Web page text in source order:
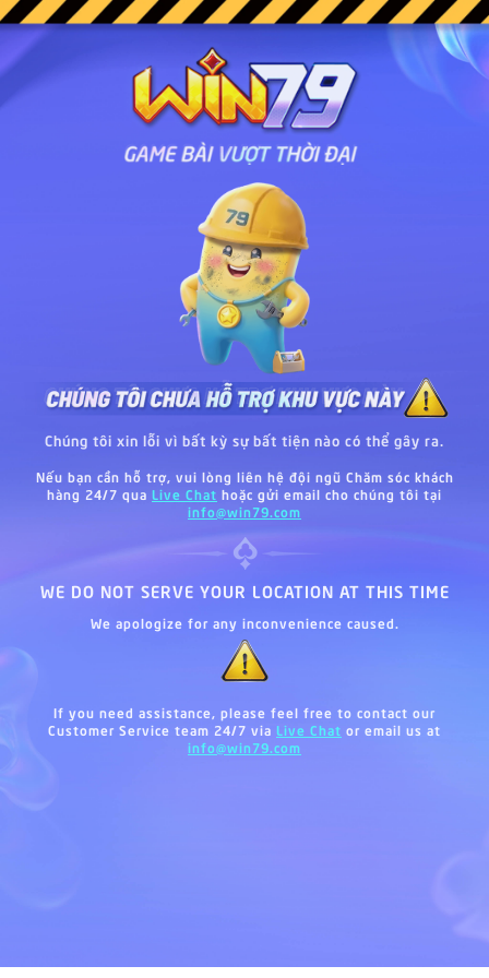
Chúng tôi xin lỗi vì bất kỳ sự bất tiện nào có thể gây ra.
Nếu bạn cần hỗ trợ, vui lòng liên hệ đội ngũ Chăm sóc khách
hàng 24/7 qua Live Chat hoặc gửi email cho chúng tôi tại
info@win79.com
WE DO NOT SERVE YOUR LOCATION AT THIS TIME
We apologize for any inconvenience caused.
If you need assistance, please feel free to contact our
Customer Service team 24/7 via Live Chat or email us at
info@win79.com